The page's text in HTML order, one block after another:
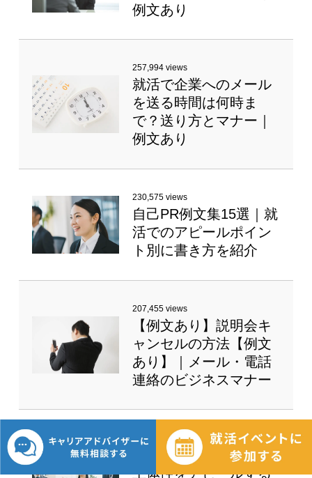
例文あり
257,994 views
就活で企業へのメール
を送る時間は何時ま
で？送り方とマナー｜
例文あり
230,575 views
自己PR例文集15選｜就
活でのアピールポイン
ト別に書き方を紹介
207,455 views
【例文あり】説明会キ
ャンセルの方法【例文
あり】｜メール・電話
連絡のビジネスマナー
155,467 views
【例文付き】自己PRで
主体性をアピールする